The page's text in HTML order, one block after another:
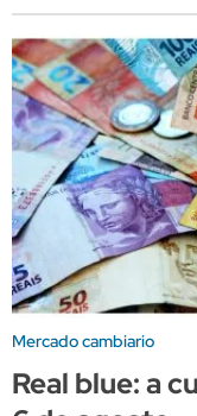
Mercado cambiario
Real blue: a